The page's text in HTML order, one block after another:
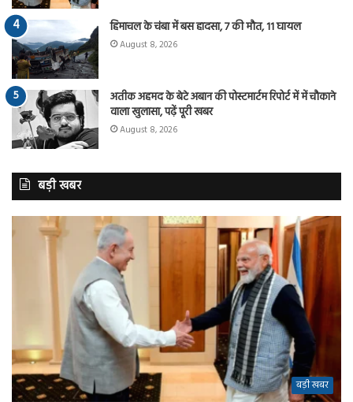
हिमाचल के चंबा में बस हादसा, 7 की मौत, 11 घायल
August 8, 2026
अतीक अहमद के बेटे अबान की पोस्टमार्टम रिपोर्ट में में चौकाने
वाला खुलासा, पढ़ें पूरी खबर
August 8, 2026
बड़ी खबर
बड़ी खबर